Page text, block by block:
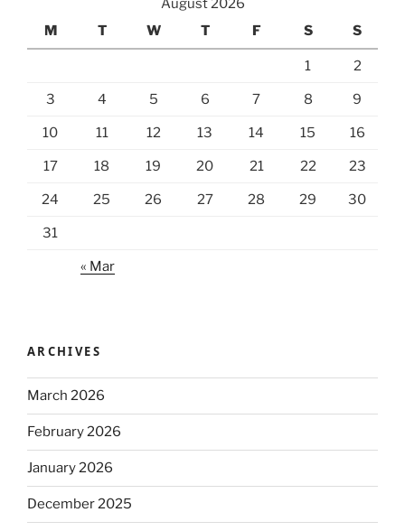
August 2026
M
T W T F S S
1 2
3 4 5 6 7 8 9
10 11 12 13 14 15 16
17 18 19 20 21 22 23
24 25 26 27 28 29 30
31
« Mar
ARCHIVES
March 2026
February 2026
January 2026
December 2025